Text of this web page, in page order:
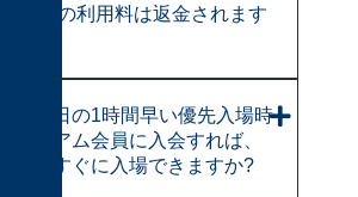
6.6%の利用料は返金されます
開催日の1時間早い優先入場時
レミアム会員に入会すれば、
でもすぐに入場できますか?